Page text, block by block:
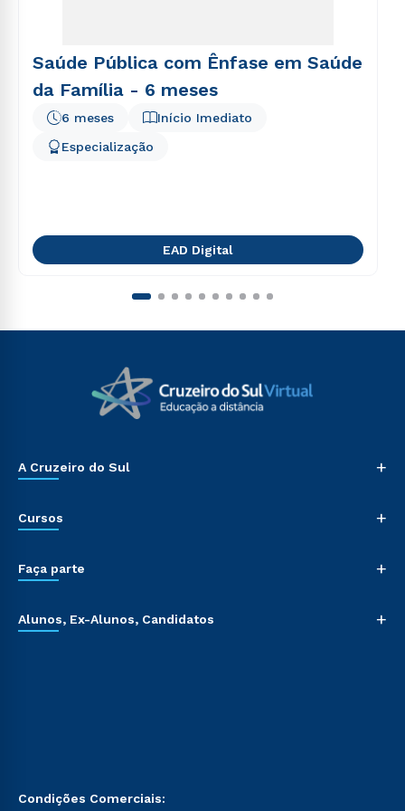
Saúde Pública com Ênfase em Saúde
da Família - 6 meses
Início Imediato
6 meses
Especialização
EAD Digital
A Cruzeiro do Sul +
Cursos +
Faça parte +
Alunos, Ex-Alunos, Candidatos +
Condições Comerciais: